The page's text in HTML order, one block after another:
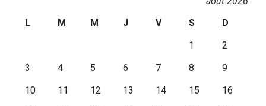
L
M M J V S
D
1
2
3
4 5 6 7 8
9
10
11 12 13 14 15
16